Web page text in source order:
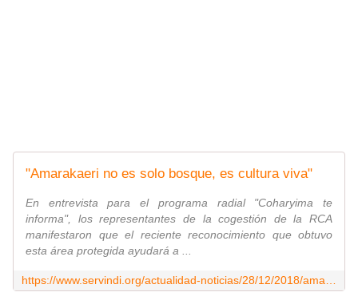
"Amarakaeri no es solo bosque, es cultura viva"
En entrevista para el programa radial "Coharyima te
informa", los representantes de la cogestión de la RCA
manifestaron que el reciente reconocimiento que obtuvo
esta área protegida ayudará a ...